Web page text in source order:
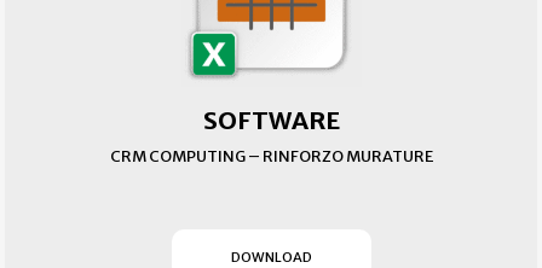
SOFTWARE
CRM COMPUTING – RINFORZO MURATURE
DOWNLOAD(SI APRE IN UN NUOVO